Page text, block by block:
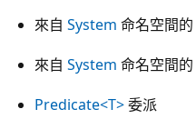
來自 System 命名空間
來自 System 命名空間
Predicate<T>委派